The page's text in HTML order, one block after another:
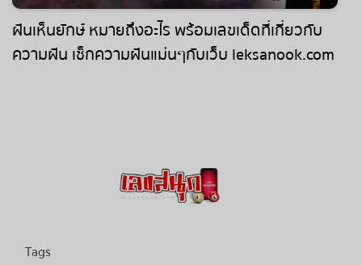
ฝันเห็นยักษ์ หมายถึงอะไร พร้อมเลขเด็ดที่เกี่ยวกับ
ความฝัน เช็กความฝันแม่นๆกับเว็บ leksanook.com
Tags